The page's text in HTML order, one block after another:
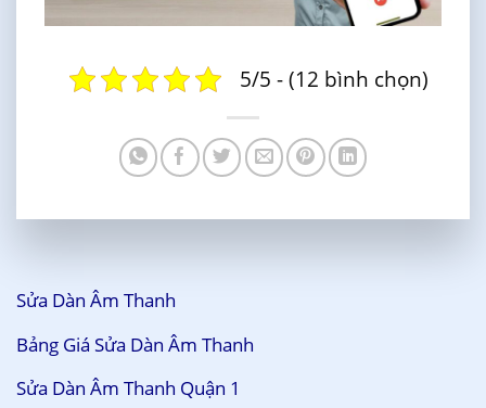
5/5 - (12 bình chọn)
Sửa Dàn Âm Thanh
Bảng Giá Sửa Dàn Âm Thanh
Sửa Dàn Âm Thanh Quận 1